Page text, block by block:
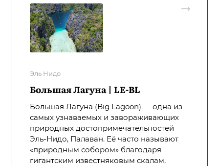
Эль Нидо
Большая Лагуна | LE-BL
Большая Лагуна (Big Lagoon) — одна из
самых узнаваемых и завораживающих
природных достопримечательностей
Эль-Нидо, Палаван. Её часто называют
«природным собором» благодаря
гигантским известняковым скалам,